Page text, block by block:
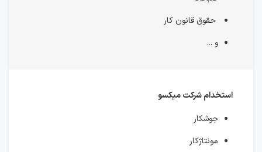
حقوق قانون کار
و ...
استخدام شرکت میکسو
جوشکار
مونتاژکار